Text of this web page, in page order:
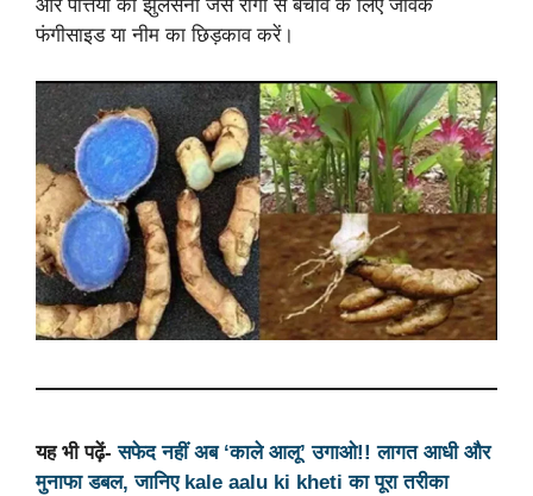
और पत्तियों का झुलसना जैसे रोगों से बचाव के लिए जैविक
फंगीसाइड या नीम का छिड़काव करें।
यह भी पढ़ें-सफेद नहीं अब ‘काले आलू’ उगाओ!! लागत आधी और
मुनाफा डबल, जानिए kale aalu ki kheti का पूरा तरीका